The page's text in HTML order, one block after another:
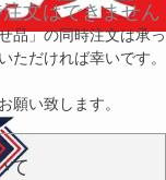
文はできません
品」の同時注文は承っ
ただければ幸いです。
願い致します。
て